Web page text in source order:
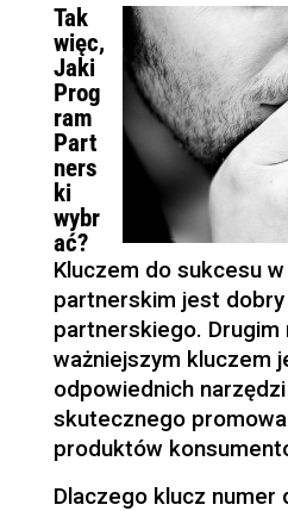
Tak
więc,
Jaki
Prog
ram
Part
ners
ki
wybr
ać?
Kluczem do sukcesu
partnerskim jest
partnerskiego. Drugim
ważniejszym kluczem
odpowiednich
skutecznego
produktów
Dlaczego klucz numer